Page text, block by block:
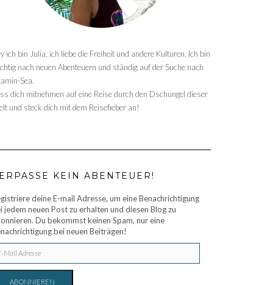
ich bin Julia, ich liebe die Freiheit und andere Kulturen. Ich bin
nach neuen Abenteuern und ständig auf der Suche nach
Sea.
dich mitnehmen auf eine Reise durch den Dschungel dieser
und steck dich mit dem Reisefieber an!
KEIN ABENTEUER!
deine E-mail Adresse, um eine Benachrichtigung
jedem neuen Post zu erhalten und diesen Blog zu
Du bekommst keinen Spam, nur eine
bei neuen Beiträgen!
ABONNIEREN